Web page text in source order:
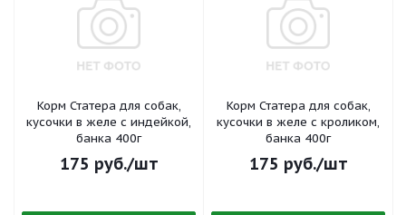
Корм Статера для собак,
кусочки в желе с индейкой,
банка 400г
175 руб./шт
Корм Статера для собак,
кусочки в желе с кроликом,
банка 400г
175 руб./шт